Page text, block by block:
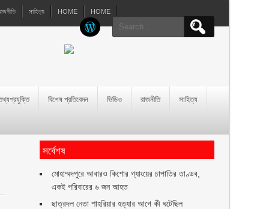
সাহিত্য HOME HOME
Search
for:
বিশেষ প্রতিবেদন ভিডিও রাজনীতি সাহিত্য
সর্বেশষ
মোহাম্মদপুরে আবারও কিশোর গ্যাংয়ের চাপাতির তাণ্ডব,
একই পরিবারের ৬ জন আহত
ছাত্রদল নেতা শাহরিয়ার হত্যার আগে কী ঘটেছিল